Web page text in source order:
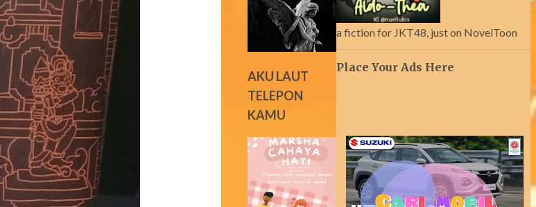
AKU LAUT
TELEPON
KAMU
a fiction for JKT48, just on NovelToon
Place Your Ads Here